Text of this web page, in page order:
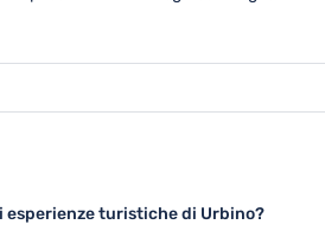
esperienze turistiche di Urbino?